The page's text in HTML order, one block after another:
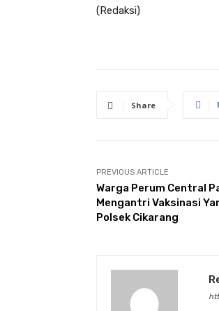
(Redaksi)
Share
PREVIOUS ARTICLE
Warga Perum Central
Mengantri Vaksinasi
Polsek Cikarang